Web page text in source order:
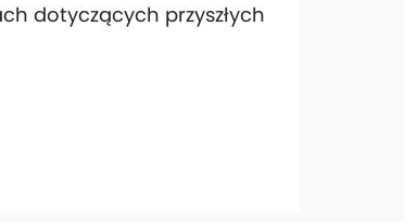
dotyczących przyszłych